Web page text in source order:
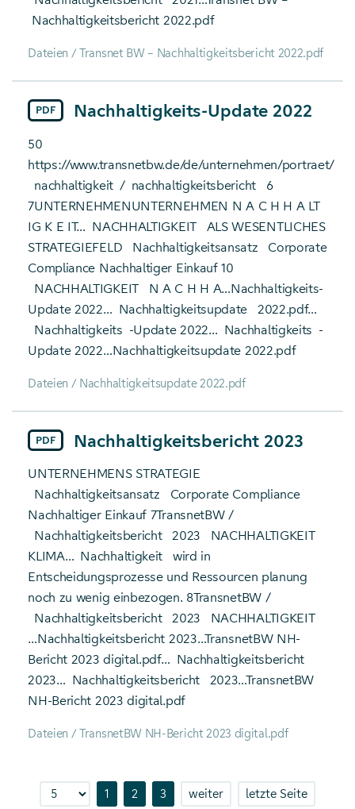
Nachhaltigkeitsbericht 2022.pdf
Dateien / Transnet BW – Nachhaltigkeitsbericht 2022.pdf
PDF Nachhaltigkeits-Update 2022
50
https://www.transnetbw.de/de/unternehmen/portraet/
nachhaltigkeit / nachhaltigkeitsbericht
6
7UNTERNEHMENUNTERNEHMEN N A C H H A LT
IG K E IT… NACHHALTIGKEIT
ALS WESENTLICHES
STRATEGIEFELD
Nachhaltigkeitsansatz
Corporate
Compliance Nachhaltiger Einkauf 10
NACHHALTIGKEIT
N A C H H A…Nachhaltigkeits-
Update 2022… Nachhaltigkeitsupdate
2022.pdf…
Nachhaltigkeits -Update 2022… Nachhaltigkeits -
Update 2022…Nachhaltigkeitsupdate 2022.pdf
Dateien / Nachhaltigkeitsupdate 2022.pdf
PDF Nachhaltigkeitsbericht 2023
UNTERNEHMENS­ STRATEGIE
Nachhaltigkeitsansatz
Corporate Compliance
Nachhaltiger Einkauf 7TransnetBW /
Nachhaltigkeitsbericht
2023
NACHHALTIGKEIT
KLIMA… Nachhaltigkeit
wird in
Entscheidungsprozesse und Ressourcen planung
noch zu wenig einbezogen. 8TransnetBW /
Nachhaltigkeitsbericht
2023
NACHHALTIGKEIT
…Nachhaltigkeitsbericht 2023…TransnetBW NH-
Bericht 2023 digital.pdf… Nachhaltigkeitsbericht
2023… Nachhaltigkeitsbericht
2023…TransnetBW
NH-Bericht 2023 digital.pdf
Dateien / TransnetBW NH-Bericht 2023 digital.pdf
1 2 3 weiter letzte Seite